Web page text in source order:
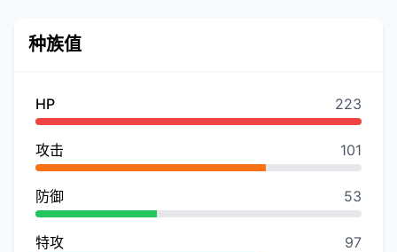
种族值
HP 223
攻击 101
防御 53
特攻 97